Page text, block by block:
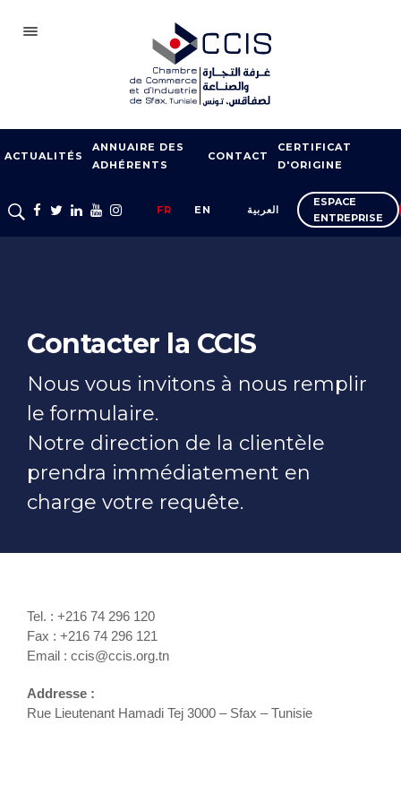
CCIS
FORMATION
L’ENTREPRISE
INFORMATIONS
ÉCONOMIQUES
PUBLICATIONS
NOS SITES WEB
ACTUALITÉS
ANNUAIRE DES
ADHÉRENTS
CONTACT
CERTIFICAT
D'ORIGINE
FR EN العربية
ESPACE
ENTREPRISE
Contacter la CCIS
Nous vous invitons à nous remplir
le formulaire.
Notre direction de la clientèle
prendra immédiatement en
charge votre requête.
Tel. : +216 74 296 120
Fax : +216 74 296 121
Email : ccis@ccis.org.tn
Addresse :
Rue Lieutenant Hamadi Tej 3000 – Sfax – Tunisie